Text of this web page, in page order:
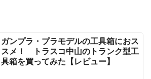
ガンプラ・プラモデルの工具箱におス
スメ！ トラスコ中山のトランク型工
具箱を買ってみた【レビュー】